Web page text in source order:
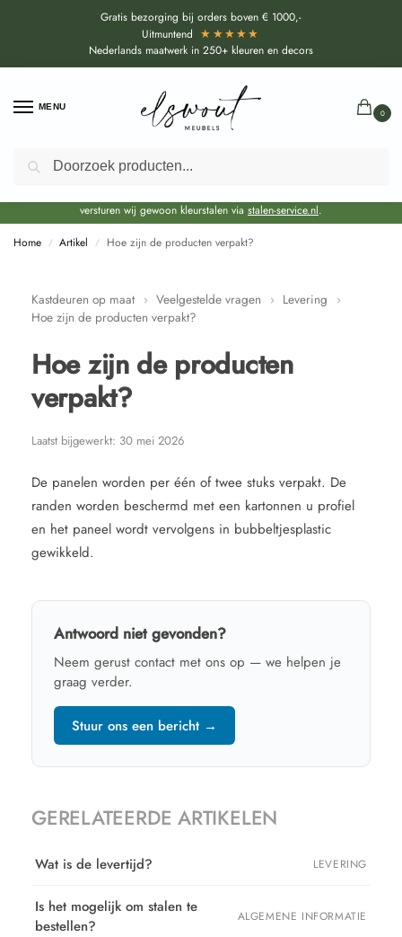
Gratis bezorging bij orders boven € 1000,-
Uitmuntend ★★★★★
Nederlands maatwerk in 250+ kleuren en decors
MENU
0
Door de bouwvakperiode geldt voor alle collecties momenteel een EXTRA
levertijd van circa 3-4 weken bovenop de reguliere levertijd.
versturen wij gewoon kleurstalen via stalen-service.nl.
Home / Artikel / Hoe zijn de producten verpakt?
Kastdeuren op maat › Veelgestelde vragen › Levering ›
Hoe zijn de producten verpakt?
Hoe zijn de producten
verpakt?
Laatst bijgewerkt: 30 mei 2026
De panelen worden per één of twee stuks verpakt. De
randen worden beschermd met een kartonnen u profiel
en het paneel wordt vervolgens in bubbeltjesplastic
gewikkeld.
Antwoord niet gevonden?
Neem gerust contact met ons op — we helpen je
graag verder.
Stuur ons een bericht →
GERELATEERDE ARTIKELEN
Wat is de levertijd? LEVERING
Is het mogelijk om stalen te
bestellen?
ALGEMENE INFORMATIE